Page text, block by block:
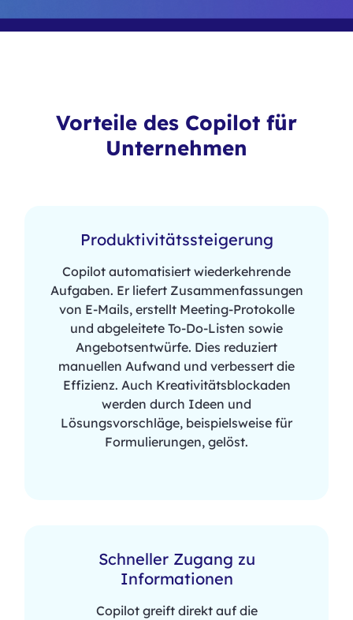
Vorteile des Copilot für
Unternehmen
Produktivitätssteigerung
Copilot automatisiert wiederkehrende
Aufgaben. Er liefert Zusammenfassungen
von E-Mails, erstellt Meeting-Protokolle
und abgeleitete To-Do-Listen sowie
Angebotsentwürfe. Dies reduziert
manuellen Aufwand und verbessert die
Effizienz. Auch Kreativitätsblockaden
werden durch Ideen und
Lösungsvorschläge, beispielsweise für
Formulierungen, gelöst.
Schneller Zugang zu
Informationen
Copilot greift direkt auf die